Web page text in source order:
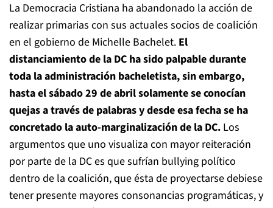
La Democracia Cristiana ha abandonado la acción de
realizar primarias con sus actuales socios de coalición
en el gobierno de Michelle Bachelet. El
distanciamiento de la DC ha sido palpable durante
toda la administración bacheletista, sin embargo,
hasta el sábado 29 de abril solamente se conocían
quejas a través de palabras y desde esa fecha se ha
concretado la auto-marginalización de la DC. Los
argumentos que uno visualiza con mayor reiteración
por parte de la DC es que sufrían bullying político
dentro de la coalición, que ésta de proyectarse debiese
tener presente mayores consonancias programáticas, y